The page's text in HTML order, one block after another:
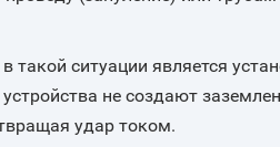
ситуации является
не создают
удар током.